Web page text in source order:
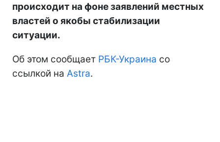
происходит на фоне заявлений местных
властей о якобы стабилизации
ситуации.
Об этом сообщает РБК-Украина со
ссылкой на Astra.